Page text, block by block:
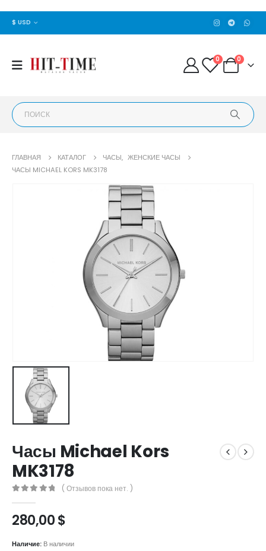
$ USD
0 0
ГЛАВНАЯ КАТАЛОГ ЧАСЫ, ЖЕНСКИЕ ЧАСЫ
ЧАСЫ MICHAEL KORS MK3178
Часы Michael Kors
MK3178
( Отзывов пока нет. )
280,00$
Наличие: В наличии